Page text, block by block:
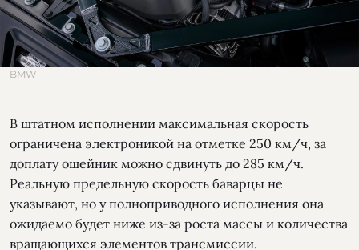
BMW
В штатном исполнении максимальная скорость
ограничена электроникой на отметке 250 км/ч, за
доплату ошейник можно сдвинуть до 285 км/ч.
Реальную предельную скорость баварцы не
указывают, но у полноприводного исполнения она
ожидаемо будет ниже из-за роста массы и количества
вращающихся элементов трансмиссии.